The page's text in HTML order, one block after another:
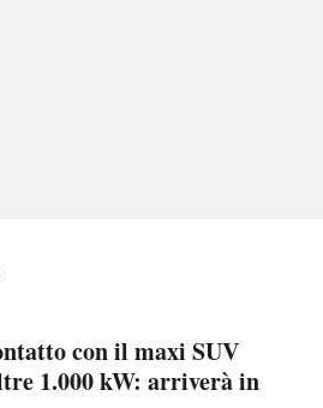
con il maxi SUV
1.000 kW: arriverà in